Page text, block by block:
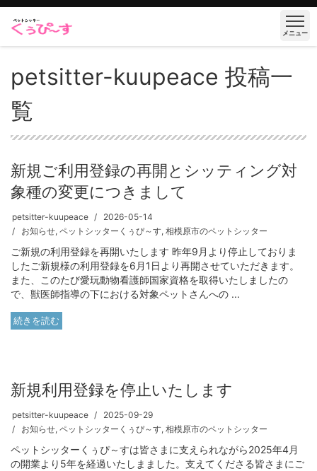
メニュー
petsitter-kuupeace 投稿一
覧
新規ご利用登録の再開とシッティング対
象種の変更につきまして
petsitter-kuupeace
2026-05-14
お知らせ, ペットシッターくぅぴ～す, 相模原市のペットシッター
ご新規の利用登録を再開いたします 昨年9月より停止しておりま
したご新規様の利用登録を6月1日より再開させていただきます。
また、このたび愛玩動物看護師国家資格を取得いたしましたの
で、獣医師指導の下における対象ペットさんへの ...
続きを読む
新規利用登録を停止いたします
petsitter-kuupeace
2025-09-29
お知らせ, ペットシッターくぅぴ～す, 相模原市のペットシッター
ペットシッターくぅぴ～すは皆さまに支えられながら2025年4月
の開業より5年を経過いたしまました。支えてくださる皆さまにご